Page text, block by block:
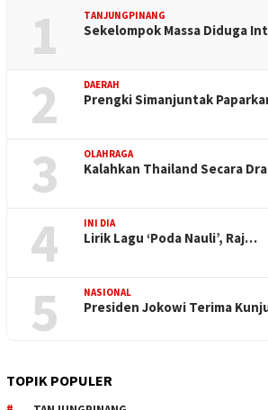
1 TANJUNGPINANG
Sekelompok Massa Diduga
2 DAERAH
Prengki Simanjuntak
3 OLAHRAGA
Kalahkan Thailand Secara
4 INI DIA
Lirik Lagu ‘Poda Nauli’, Raj…
5 NASIONAL
Presiden Jokowi Terima
TOPIK POPULER